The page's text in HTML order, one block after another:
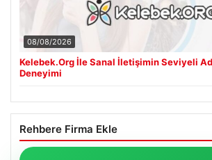
08/08/2026
Kelebek.Org İle Sanal İletişimin Seviyeli
Deneyimi
Rehbere Firma Ekle